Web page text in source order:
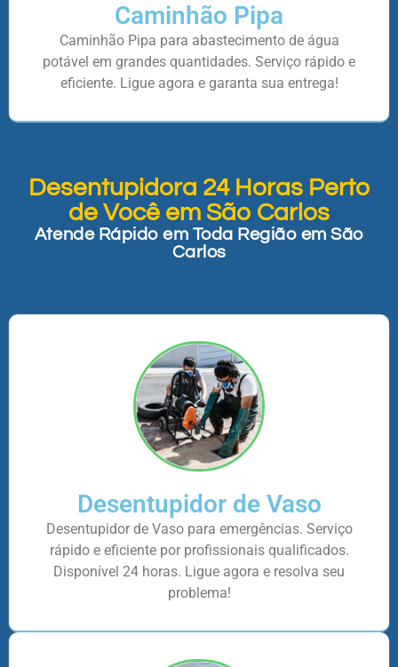
Caminhão Pipa
Caminhão Pipa para abastecimento de água
potável em grandes quantidades. Serviço rápido e
eficiente. Ligue agora e garanta sua entrega!
Desentupidora 24 Horas Perto
de Você em São Carlos
Atende Rápido em Toda Região em São
Carlos
Desentupidor de Vaso
Desentupidor de Vaso para emergências. Serviço
rápido e eficiente por profissionais qualificados.
Disponível 24 horas. Ligue agora e resolva seu
problema!